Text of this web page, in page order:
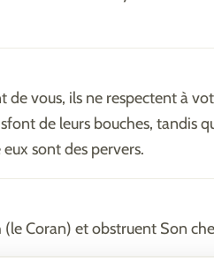
vous, ils ne respectent à
de leurs bouches, tandis
sont des pervers.
Coran) et obstruent Son